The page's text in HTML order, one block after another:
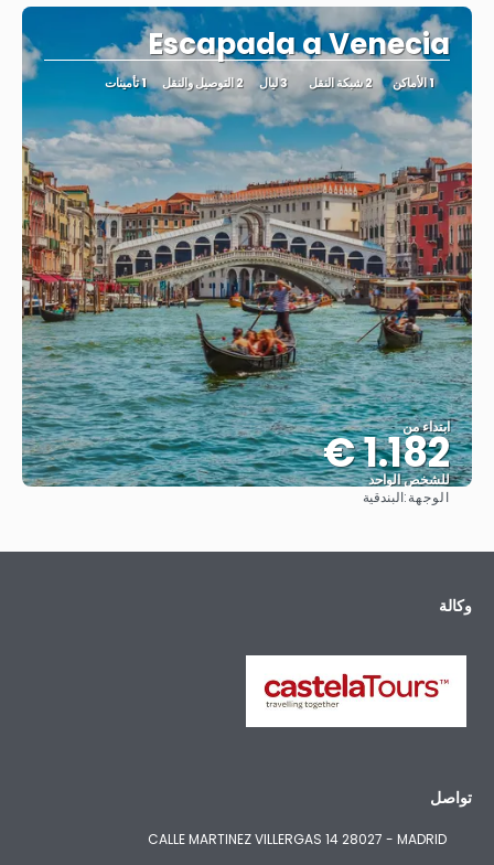
Escapada a Venecia
1 الأماكن 2 شبكة النقل 3 ليال 2 التوصيل والنقل 1 تأمينات
ابتداء من
1.182 €
للشخص الواحد
الوجهة:البندقية
وكالة
تواصل